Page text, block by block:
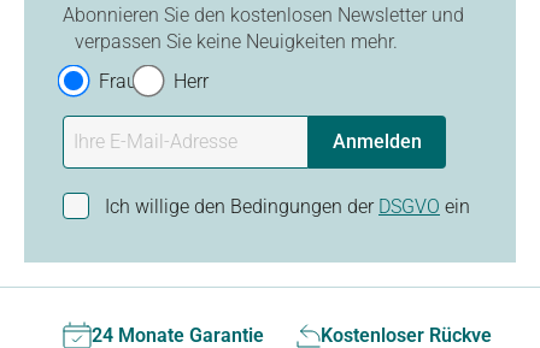
Abonnieren Sie den kostenlosen Newsletter und
verpassen Sie keine Neuigkeiten mehr.
Frau
Herr
Anmelden
Ich willige den Bedingungen der DSGVO ein
24 Monate Garantie Kostenloser Rückversand